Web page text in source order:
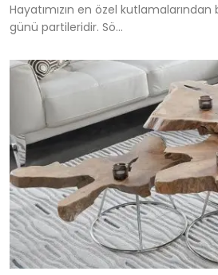
Hayatımızın en özel
günü partileridir. Sö...